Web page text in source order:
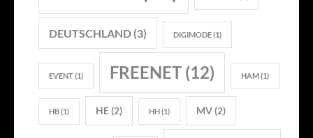
DEUTSCHLAND (3) DIGIMODE(1)
EVENT(1) FREENET (12) HAM(1)
HB(1) HE(2) HH(1) MV(2)